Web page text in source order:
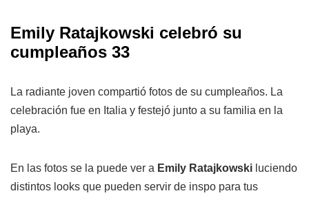
Emily Ratajkowski celebró su
cumpleaños 33
La radiante joven compartió fotos de su cumpleaños. La
celebración fue en Italia y festejó junto a su familia en la
playa.
En las fotos se la puede ver a Emily Ratajkowski luciendo
distintos looks que pueden servir de inspo para tus